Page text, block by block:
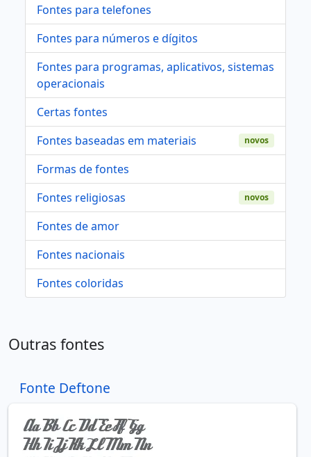
Fontes para telefones
Fontes para números e dígitos
Fontes para programas, aplicativos, sistemas
operacionais
Certas fontes
Fontes baseadas em materiais
novos
Formas de fontes
Fontes religiosas
novos
Fontes de amor
Fontes nacionais
Fontes coloridas
Outras fontes
Fonte Deftone